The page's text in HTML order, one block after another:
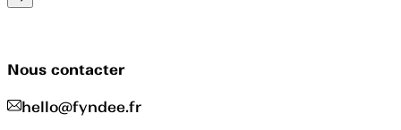
Nous contacter
hello@fyndee.fr